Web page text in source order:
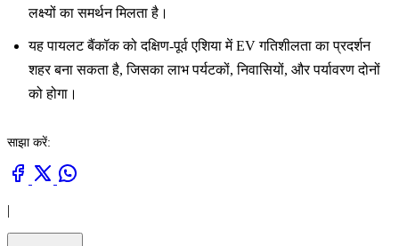
लक्ष्यों का समर्थन मिलता है।
यह पायलट बैंकॉक को दक्षिण-पूर्व एशिया में EV गतिशीलता का प्रदर्शन
शहर बना सकता है, जिसका लाभ पर्यटकों, निवासियों, और पर्यावरण दोनों
को होगा।
साझा करें:
|